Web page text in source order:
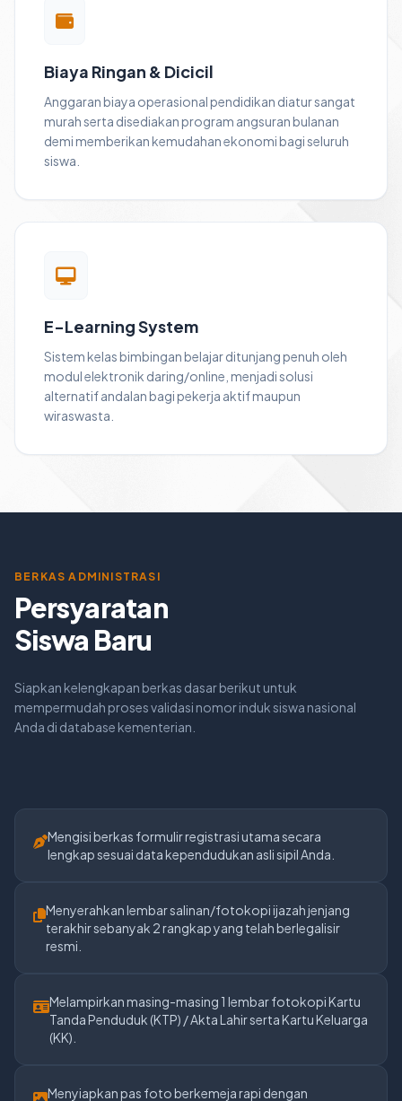
Biaya Ringan & Dicicil
Anggaran biaya operasional pendidikan diatur sangat
murah serta disediakan program angsuran bulanan
demi memberikan kemudahan ekonomi bagi seluruh
siswa.
E-Learning System
Sistem kelas bimbingan belajar ditunjang penuh oleh
modul elektronik daring/online, menjadi solusi
alternatif andalan bagi pekerja aktif maupun
wiraswasta.
BERKAS ADMINISTRASI
Persyaratan
Siswa Baru
Siapkan kelengkapan berkas dasar berikut untuk
mempermudah proses validasi nomor induk siswa nasional
Anda di database kementerian.
Mengisi berkas formulir registrasi utama secara
lengkap sesuai data kependudukan asli sipil Anda.
Menyerahkan lembar salinan/fotokopi ijazah jenjang
terakhir sebanyak 2 rangkap yang telah berlegalisir
resmi.
Melampirkan masing-masing 1 lembar fotokopi Kartu
Tanda Penduduk (KTP) / Akta Lahir serta Kartu Keluarga
(KK).
Menyiapkan pas foto berkemeja rapi dengan